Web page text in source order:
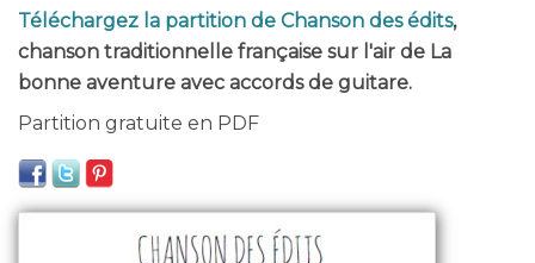
Téléchargez la partition de Chanson des édits,
chanson traditionnelle française sur l'air de La
bonne aventure avec accords de guitare.
Partition gratuite en PDF